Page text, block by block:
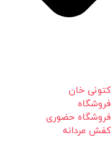
کتونی خان
فروشگاه
فروشگاه حضوری
کفش مردانه